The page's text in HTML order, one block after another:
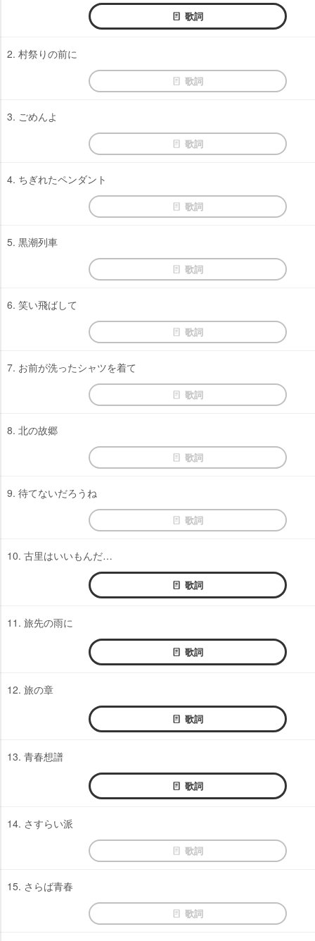
歌詞
2. 村祭りの前に
歌詞
3. ごめんよ
歌詞
4. ちぎれたペンダント
歌詞
5. 黒潮列車
歌詞
6. 笑い飛ばして
歌詞
7. お前が洗ったシャツを着て
歌詞
8. 北の故郷
歌詞
9. 待てないだろうね
歌詞
10. 古里はいいもんだ…
歌詞
11. 旅先の雨に
歌詞
12. 旅の章
歌詞
13. 青春想譜
歌詞
14. さすらい派
歌詞
15. さらば青春
歌詞